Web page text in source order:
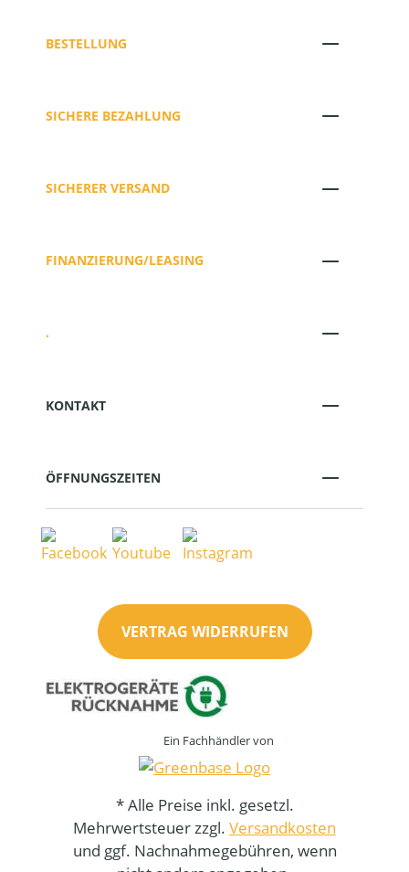
BESTELLUNG
SICHERE BEZAHLUNG
SICHERER VERSAND
FINANZIERUNG/LEASING
.
KONTAKT
ÖFFNUNGSZEITEN
VERTRAG WIDERRUFEN
Ein Fachhändler von
* Alle Preise inkl. gesetzl.
Mehrwertsteuer zzgl. Versandkosten
und ggf. Nachnahmegebühren, wenn